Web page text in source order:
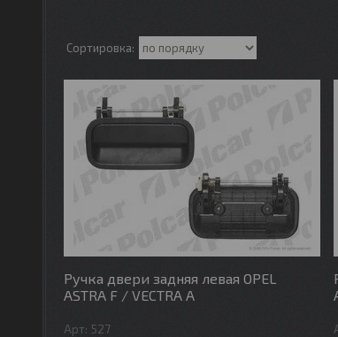
Ручка двери задняя левая OPEL
ASTRA F / VECTRA A
527